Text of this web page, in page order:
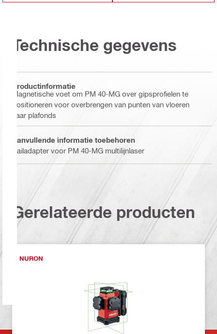
Technische gegevens
Productinformatie
Magnetische voet om PM 40-MG over gipsprofielen te
positioneren voor overbrengen van punten van vloeren
naar plafonds
Aanvullende informatie toebehoren
Railadapter voor PM 40-MG multilijnlaser
Gerelateerde producten
NURON